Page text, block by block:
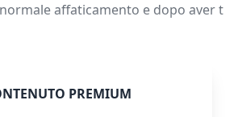
affaticamento e dopo aver t
PREMIUM